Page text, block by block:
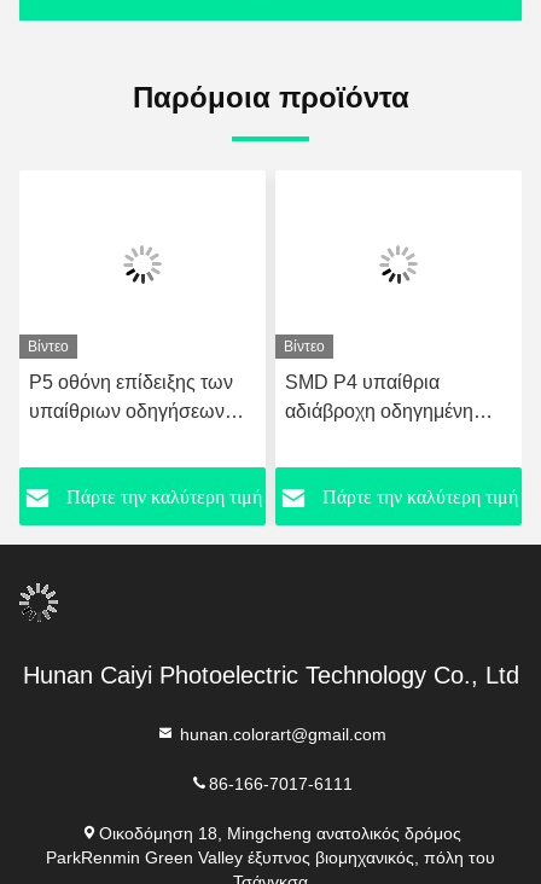
Παρόμοια προϊόντα
Βίντεο
P5 οθόνη επίδειξης των
υπαίθριων οδηγήσεων
Πάρτε την καλύτερη τιμή
Βίντεο
SMD P4 υπαίθρια
αδιάβροχη οδηγημένη
οθόνης οδηγημένη
3840Hz 1 έτος
Πάρτε την καλύτερη τιμή
Hunan Caiyi Photoelectric Technology Co., Ltd
hunan.colorart@gmail.com
86-166-7017-6111
Οικοδόμηση 18, Mingcheng ανατολικός δρόμος
ParkRenmin Green Valley έξυπνος βιομηχανικός, πόλη του